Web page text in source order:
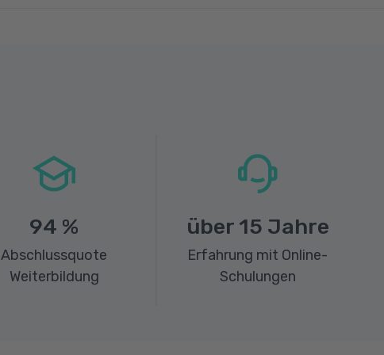
94 %
Abschlussquote
Weiterbildung
über 15 Jahre
Erfahrung mit Online-
Schulungen